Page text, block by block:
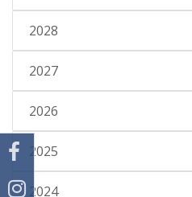
2028
2027
2026
2025
2024